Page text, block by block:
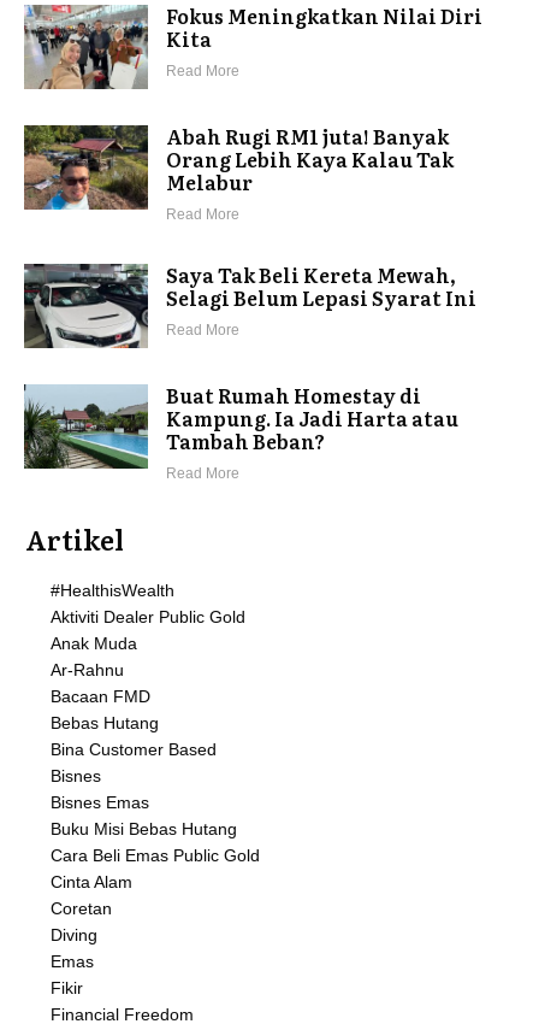
Fokus Meningkatkan Nilai Diri
Kita
Read More
Abah Rugi RM1 juta! Banyak
Orang Lebih Kaya Kalau Tak
Melabur
Read More
Saya Tak Beli Kereta Mewah,
Selagi Belum Lepasi Syarat Ini
Read More
Buat Rumah Homestay di
Kampung. Ia Jadi Harta atau
Tambah Beban?
Read More
Artikel
#HealthisWealth
Aktiviti Dealer Public Gold
Anak Muda
Ar-Rahnu
Bacaan FMD
Bebas Hutang
Bina Customer Based
Bisnes
Bisnes Emas
Buku Misi Bebas Hutang
Cara Beli Emas Public Gold
Cinta Alam
Coretan
Diving
Emas
Fikir
Financial Freedom